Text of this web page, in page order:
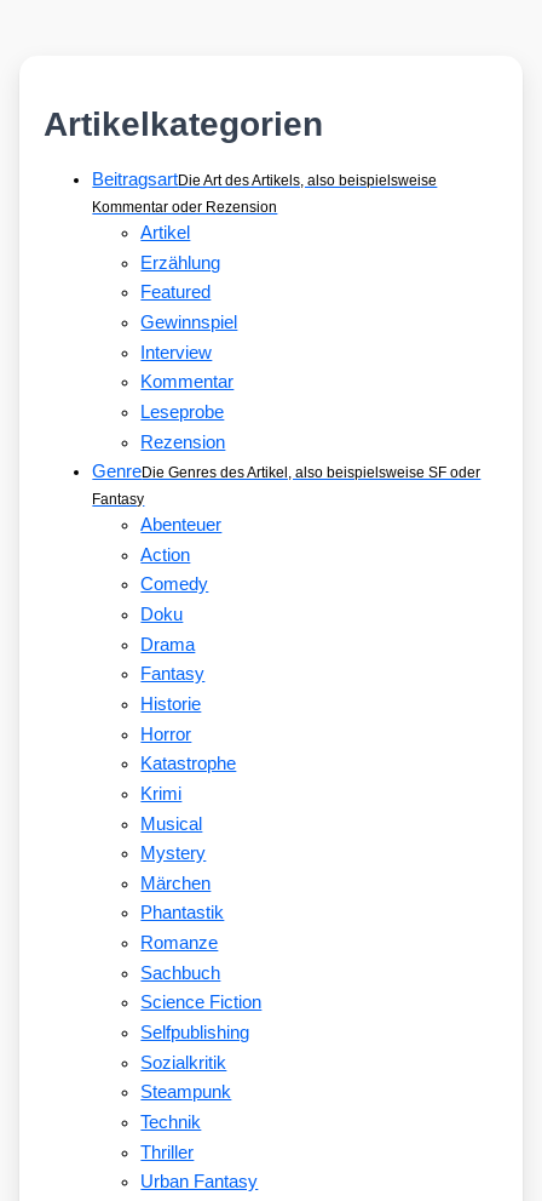
Artikelkategorien
BeitragsartDie Art des Artikels, also beispielsweise
Kommentar oder Rezension
Artikel
Erzählung
Featured
Gewinnspiel
Interview
Kommentar
Leseprobe
Rezension
GenreDie Genres des Artikel, also beispielsweise SF oder
Fantasy
Abenteuer
Action
Comedy
Doku
Drama
Fantasy
Historie
Horror
Katastrophe
Krimi
Musical
Mystery
Märchen
Phantastik
Romanze
Sachbuch
Science Fiction
Selfpublishing
Sozialkritik
Steampunk
Technik
Thriller
Urban Fantasy